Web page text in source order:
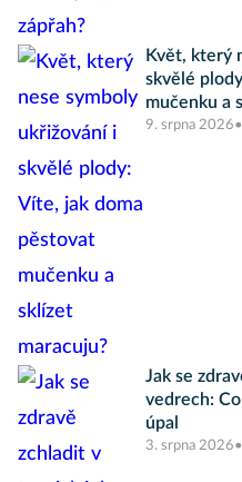
Květ, který
skvělé
mučenku a
9. srpna 2026
Jak se
vedrech:
úpal
3. srpna 2026